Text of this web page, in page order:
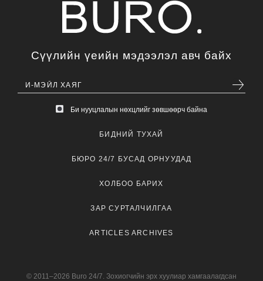
Сүүлийн үеийн мэдээлэл авч байх
Би нууцлалын нөхцлийг зөвшөөрч байна
БИДНИЙ ТУХАЙ
БЮРО 24/7 БУСАД ОРНУУДАД
ХОЛБОО БАРИХ
ЗАР СУРТАЛЧИЛГАА
ARTICLES ARCHIVES
© 2011–2026 Buro 24/7. Зохиогчийн эрх хуулиар хамгаалагдсан